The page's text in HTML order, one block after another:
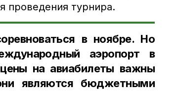
проведения турнира.
в ноябре. Но
аэропорт в
на авиабилеты важны
являются бюджетными